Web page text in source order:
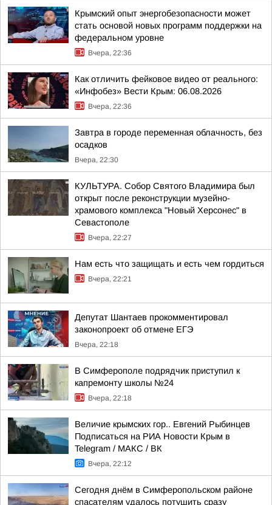
Крымский опыт энергобезопасности может
стать основой новых программ поддержки на
федеральном уровне
Вчера, 22:36
Как отличить фейковое видео от реального:
«Инфобез» Вести Крым: 06.08.2026
Вчера, 22:36
Завтра в городе переменная облачность, без
осадков
Вчера, 22:30
КУЛЬТУРА. Собор Святого Владимира был
открыт после реконструкции музейно-
храмового комплекса "Новый Херсонес" в
Севастополе
Вчера, 22:27
Нам есть что защищать и есть чем гордиться
Вчера, 22:21
Депутат Шантаев прокомментировал
законопроект об отмене ЕГЭ
Вчера, 22:18
В Симферополе подрядчик приступил к
капремонту школы №24
Вчера, 22:18
Величие крымских гор.. Евгений Рыбинцев
Подписаться на РИА Новости Крым в
Telegram / МАКС / ВК
Вчера, 22:12
Сегодня днём в Симферопольском районе
спасателям удалось потушить сразу